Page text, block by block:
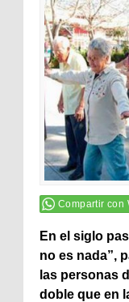
Compartir con
En el siglo
no es nada”,
las personas
doble que en